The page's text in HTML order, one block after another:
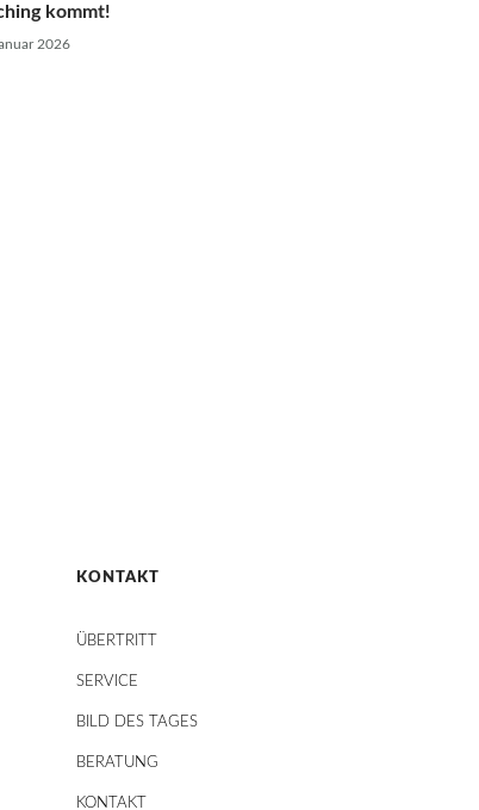
kommt!
2026
KONTAKT
ÜBERTRITT
SERVICE
BILD DES TAGES
BERATUNG
KONTAKT